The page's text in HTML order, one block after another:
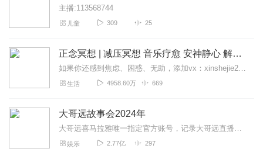
主播:113568744
儿童 309 25
正念冥想 | 减压冥想 音乐疗愈 安神静心 解郁降噪
如果你还感到焦虑、困惑、无助，添加vx：xinshejie2018、vx公众号：宣萱心伴，与主播宣萱开启心灵交流之旅，共建温暖的精神家园！如果你喜欢我的内容，请...
生活 4958.60万 669
大哥远故事会2024年
大哥远喜马拉雅唯一指定官方账号，记录大哥远直播时讲述每段故事会，用最接地气的东北话带你身临其境走进每一段故事会，你笑了就行，不要纠结故事的真实性。故事消失的就是...
娱乐 2.77亿 297